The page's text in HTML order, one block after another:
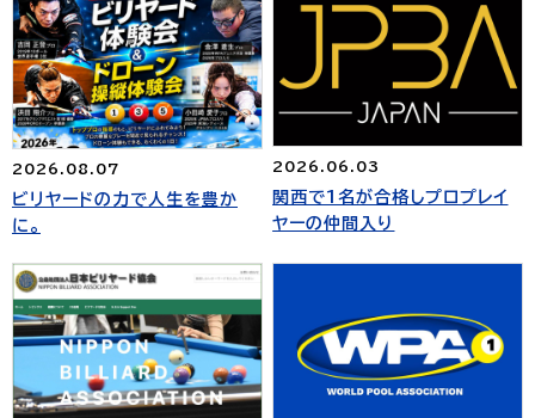
2026.08.07
ビリヤードの力で人生を豊か
に。
2026.06.03
関西で1名が合格しプロプレイ
ヤーの仲間入り